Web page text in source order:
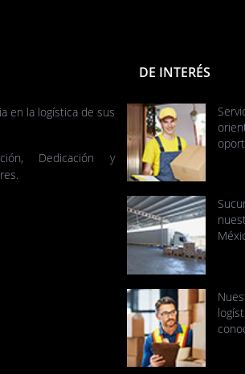
en la logística de sus
Dedicación y
DE INTERÉS